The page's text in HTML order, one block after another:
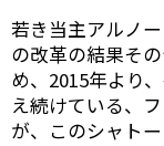
若き当主アルノ
の改革の結果そ
め、2015年より
え続けている、
が、このシャト